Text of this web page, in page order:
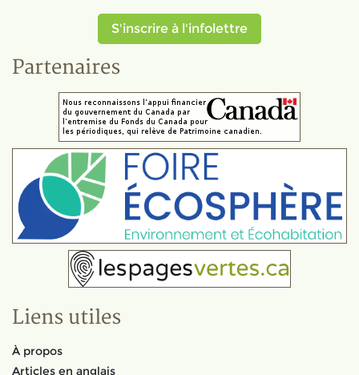
S'inscrire à l'infolettre
Partenaires
Liens utiles
À propos
Articles en anglais